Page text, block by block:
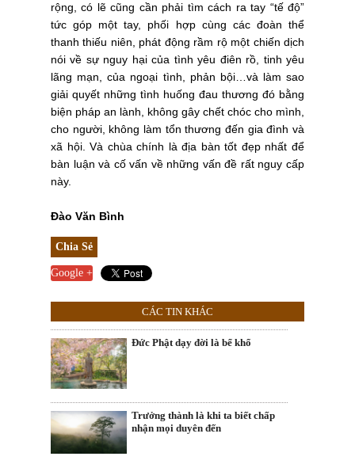
rộng, có lẽ cũng cần phải tìm cách ra tay “tế độ”
tức góp một tay, phối hợp cùng các đoàn thể
thanh thiếu niên, phát động rầm rộ một chiến dịch
nói về sự nguy hại của tình yêu điên rồ, tinh yêu
lãng mạn, của ngoại tình, phản bội…và làm sao
giải quyết những tình huống đau thương đó bằng
biện pháp an lành, không gây chết chóc cho mình,
cho người, không làm tổn thương đến gia đình và
xã hội. Và chùa chính là địa bàn tốt đẹp nhất để
bàn luận và cố vấn về những vấn đề rất nguy cấp
này.
Đào Văn Bình
Chia Sẻ
Google +
CÁC TIN KHÁC
Đức Phật dạy đời là bể khổ
Trưởng thành là khi ta biết chấp
nhận mọi duyên đến